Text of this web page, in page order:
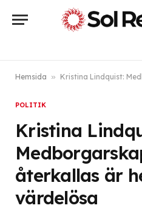
Hemsida » Kristina Lindquist:
POLITIK
Kristina
återkallas är
värdelösa